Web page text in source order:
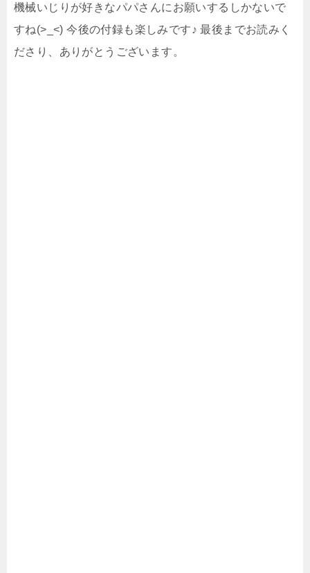
機械いじりが好きなパパさんにお願いするしかないで
すね(>_<) 今後の付録も楽しみです♪ 最後までお読みく
ださり、ありがとうございます。